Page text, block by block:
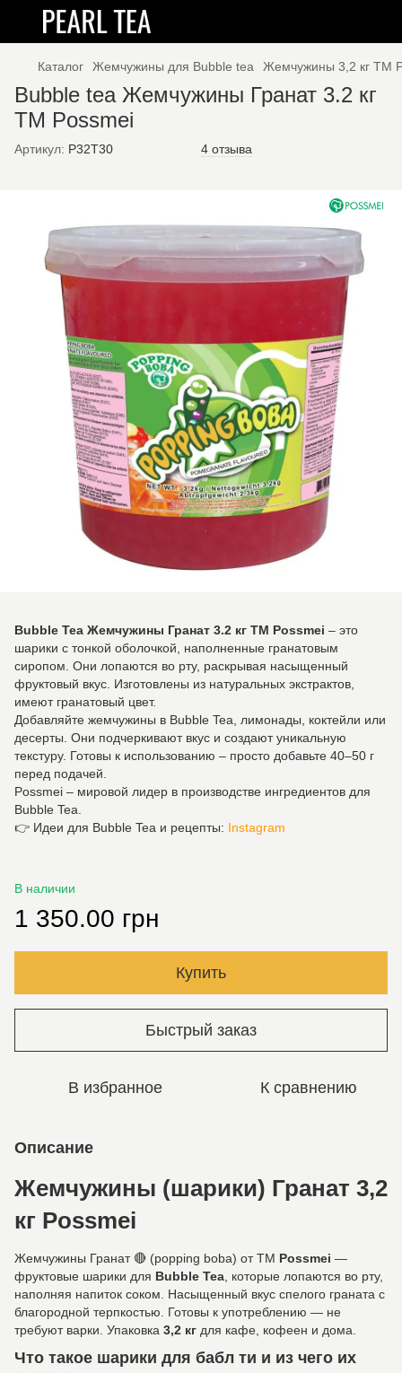
Каталог Жемчужины для Bubble tea Жемчужины 3,2 кг ТМ
Bubble tea Жемчужины Гранат 3.2 кг
TM Possmei
Артикул: P32T30 4 отзыва
Bubble Tea Жемчужины Гранат 3.2 кг TM Possmei – это
шарики с тонкой оболочкой, наполненные гранатовым
сиропом. Они лопаются во рту, раскрывая насыщенный
фруктовый вкус. Изготовлены из натуральных экстрактов,
имеют гранатовый цвет.
Добавляйте жемчужины в Bubble Tea, лимонады, коктейли или
десерты. Они подчеркивают вкус и создают уникальную
текстуру. Готовы к использованию – просто добавьте 40–50 г
перед подачей.
Possmei – мировой лидер в производстве ингредиентов для
Bubble Tea.
👉 Идеи для Bubble Tea и рецепты: Instagram
В наличии
1 350.00 грн
Купить
Быстрый заказ
В избранное К сравнению
Описание
Жемчужины (шарики) Гранат 3,2
кг Possmei
Жемчужины Гранат 🔴 (popping boba) от ТМ Possmei —
фруктовые шарики для Bubble Tea , которые лопаются во рту,
наполняя напиток соком. Насыщенный вкус спелого граната с
благородной терпкостью. Готовы к употреблению — не
требуют варки. Упаковка 3,2 кг для кафе, кофеен и дома.
Что такое шарики для бабл ти и из чего их